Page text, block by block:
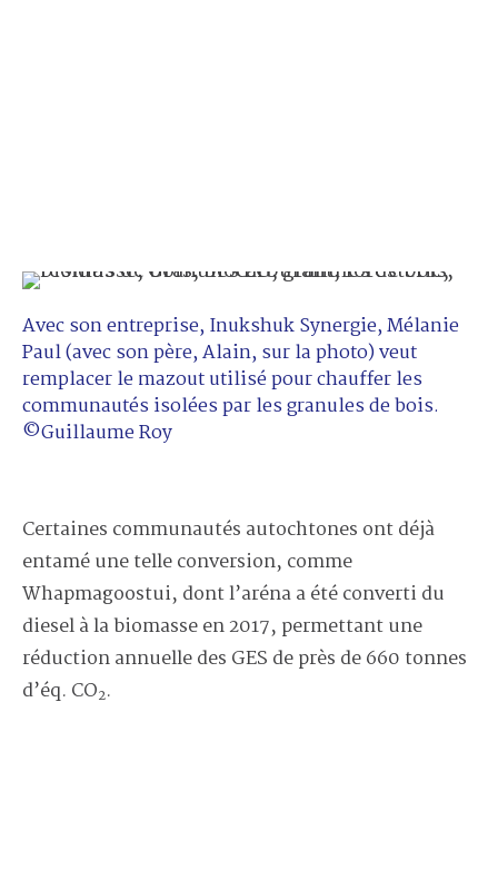
Avec son entreprise, Inukshuk Synergie, Mélanie
Paul (avec son père, Alain, sur la photo) veut
remplacer le mazout utilisé pour chauffer les
communautés isolées par les granules de bois.
©Guillaume Roy
Certaines communautés autochtones ont déjà
entamé une telle conversion, comme
Whapmagoostui, dont l’aréna a été converti du
diesel à la biomasse en 2017, permettant une
réduction annuelle des GES de près de 660 tonnes
d’éq. CO2.